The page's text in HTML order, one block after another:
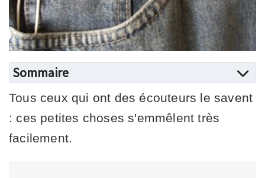
Sommaire
Tous ceux qui ont des écouteurs le savent
: ces petites choses s'emmêlent très
facilement.